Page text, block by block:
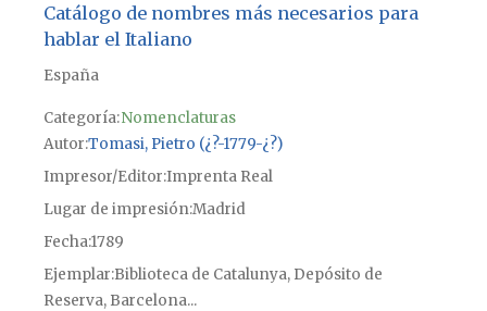
Catálogo de nombres más necesarios para
hablar el Italiano
España
Categoría:Nomenclaturas
Autor Tomasi, Pietro (¿?-1779-¿?)
Impresor/Editor Imprenta Real
Lugar de impresiónMadrid
Fecha1789
Ejemplar Biblioteca de Catalunya, Depósito de
Reserva, Barcelona...